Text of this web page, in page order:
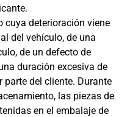
cuya deterioración viene
del vehículo, de una
de un defecto de
duración excesiva de
del cliente. Durante
las piezas de
en el embalaje de